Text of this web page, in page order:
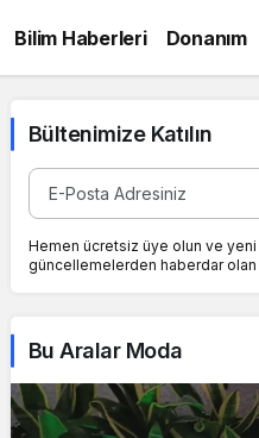
Bilim Haberleri Donanım
Bültenimize Katılın
Hemen ücretsiz üye olun ve yeni
güncellemelerden haberdar olan
Bu Aralar Moda